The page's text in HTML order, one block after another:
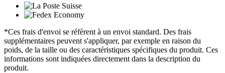
*Ces frais d'envoi se réfèrent à un envoi standard. Des frais
supplémentaires peuvent s'appliquer, par exemple en raison du
poids, de la taille ou des caractéristiques spécifiques du produit. Ces
informations sont indiquées directement dans la description du
produit.